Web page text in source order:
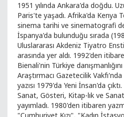
1951 yılında Ankara'da doğdu.
Paris'te yaşadı. Afrika'da Kenya
sinema tarihi ve sinematografi
İspanya'da bulunduğu sırada
Uluslararası Akdeniz Tiyatro
arasında yer aldı. 1992'den
Bienali'nin Türkiye
Araştırmacı Gazetecilik
yazısı 1979'da Yeni İnsan'da
Sanat, Gösteri, Kitap-lık ve
yayımladı. 1980'den itibaren